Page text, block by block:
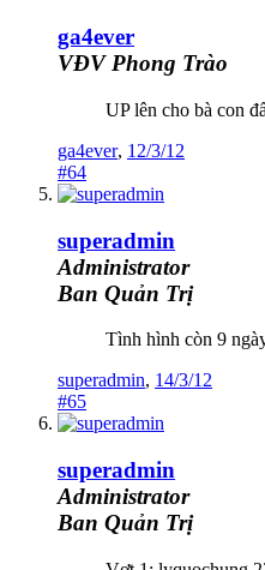
ga4ever
VĐV Phong Trào
UP lên cho bà con
ga4ever, 12/3/12
#64
superadmin
Administrator
Ban Quản Trị
Tình hình còn 9
superadmin, 14/3/12
#65
superadmin
Administrator
Ban Quản Trị